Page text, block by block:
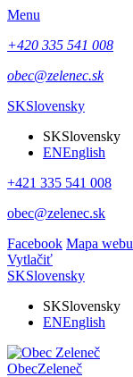
Menu
+420 335 541 008
obec@zelenec.sk
SKSlovensky
SKSlovensky
ENEnglish
+421 335 541 008
obec@zelenec.sk
Facebook Mapa webu
Vytlačiť
SKSlovensky
SKSlovensky
ENEnglish
ObecZeleneč